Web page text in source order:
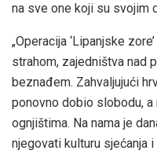
na sve one koji su svojim
„Operacija ‘Lipanjske
strahom, zajedništva nad
beznađem. Zahvaljujući
ponovno dobio slobodu,
ognjištima. Na nama je
njegovati kulturu sjećanja